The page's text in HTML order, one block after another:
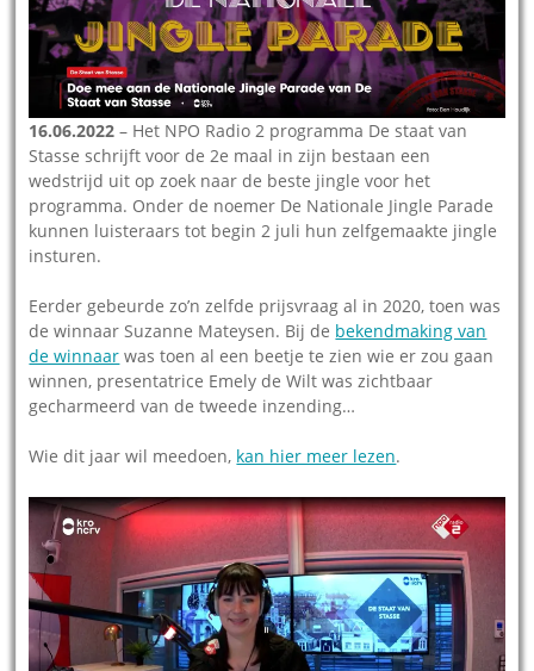
16.06.2022 – Het NPO Radio 2 programma De staat van
Stasse schrijft voor de 2e maal in zijn bestaan een
wedstrijd uit op zoek naar de beste jingle voor het
programma. Onder de noemer De Nationale Jingle Parade
kunnen luisteraars tot begin 2 juli hun zelfgemaakte jingle
insturen.
Eerder gebeurde zo’n zelfde prijsvraag al in 2020, toen was
de winnaar Suzanne Mateysen. Bij de bekendmaking van
de winnaar was toen al een beetje te zien wie er zou gaan
winnen, presentatrice Emely de Wilt was zichtbaar
gecharmeerd van de tweede inzending…
Wie dit jaar wil meedoen, kan hier meer lezen.